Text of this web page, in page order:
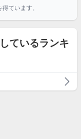
ています。
ているランキ